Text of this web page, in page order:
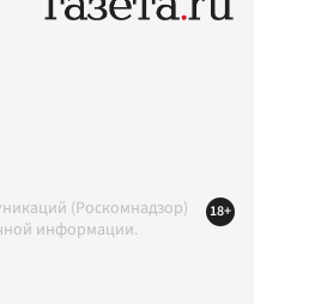
(Роскомнадзор)
информации.
18+